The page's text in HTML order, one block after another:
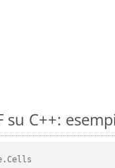
su C++: